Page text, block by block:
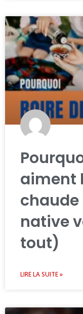
aiment
chaude
native
tout)
LIRE LA SUITE »